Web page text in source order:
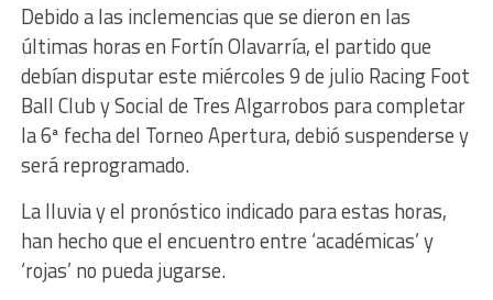
Debido a las inclemencias que se dieron en las
últimas horas en Fortín Olavarría, el partido que
debían disputar este miércoles 9 de julio Racing Foot
Ball Club y Social de Tres Algarrobos para completar
la 6ª fecha del Torneo Apertura, debió suspenderse y
será reprogramado.
La lluvia y el pronóstico indicado para estas horas,
han hecho que el encuentro entre ‘académicas’ y
‘rojas’ no pueda jugarse.